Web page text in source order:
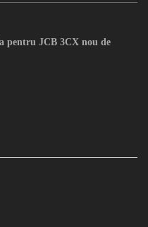
pentru JCB 3CX nou de